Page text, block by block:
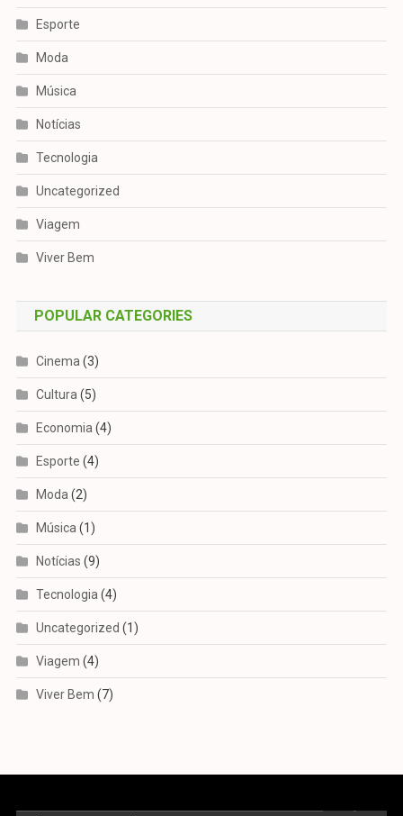
Esporte
Moda
Música
Notícias
Tecnologia
Uncategorized
Viagem
Viver Bem
POPULAR CATEGORIES
Cinema (3)
Cultura (5)
Economia (4)
Esporte (4)
Moda (2)
Música (1)
Notícias (9)
Tecnologia (4)
Uncategorized (1)
Viagem (4)
Viver Bem (7)